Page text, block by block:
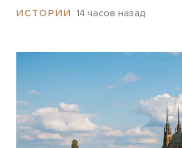
ИСТОРИИ 14 часов назад